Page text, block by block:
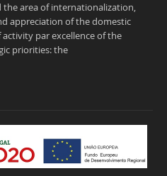
area of internationalization,
appreciation of the domestic
par excellence of the
priorities: the